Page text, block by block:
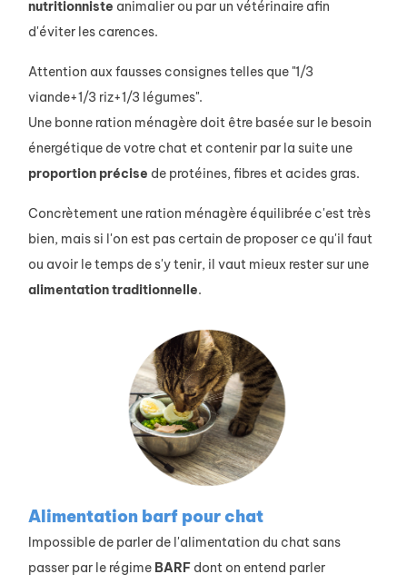
nutritionniste animalier ou par un vétérinaire afin
d'éviter les carences.
Attention aux fausses consignes telles que "1/3
viande+1/3 riz+1/3 légumes".
Une bonne ration ménagère doit être basée sur le besoin
énergétique de votre chat et contenir par la suite une
proportion précise de protéines, fibres et acides gras.
Concrètement une ration ménagère équilibrée c'est très
bien, mais si l'on est pas certain de proposer ce qu'il faut
ou avoir le temps de s'y tenir, il vaut mieux rester sur une
alimentationtraditionnelle.
Alimentation barf pour chat
Impossible de parler de l'alimentation du chat sans
passer par le régime BARF dont on entend parler